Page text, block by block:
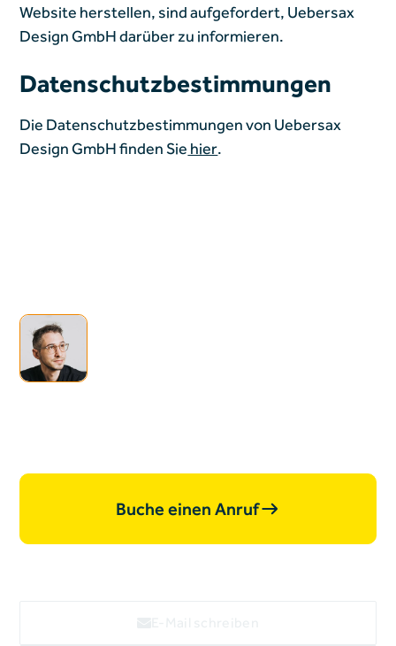
Website herstellen, sind aufgefordert, Uebersax
Design GmbH darüber zu informieren.
Datenschutzbestimmungen
Die Datenschutzbestimmungen von Uebersax
Design GmbH finden Sie hier.
Buche einen Anruf